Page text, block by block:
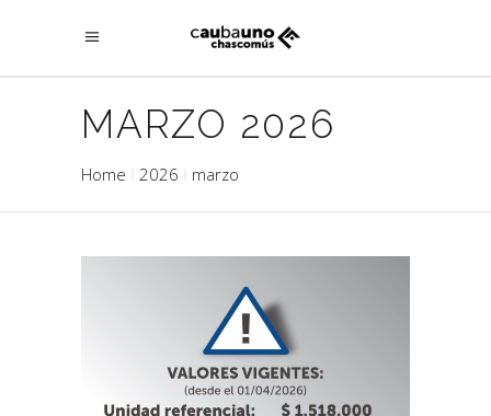
MARZO 2026
Home 2026 marzo